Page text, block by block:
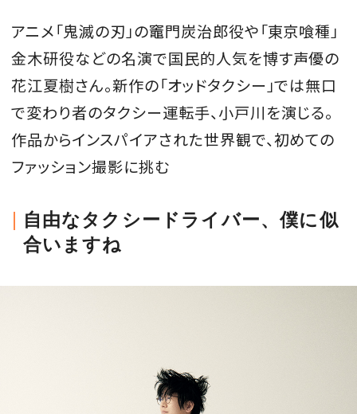
WEDDING
FORTUNE
SDGs
会員登録
便利な機能と特典を無料で楽し
アニメ「鬼滅の刃」の竈門炭治郎役や「東京喰種」
金木研役などの名演で国民的人気を博す声優の
花江夏樹さん。新作の「オッドタクシー」では無口
で変わり者のタクシー運転手、小戸川を演じる。
作品からインスパイアされた世界観で、初めての
ファッション撮影に挑む
自由なタクシードライバー、僕に似
合いますね